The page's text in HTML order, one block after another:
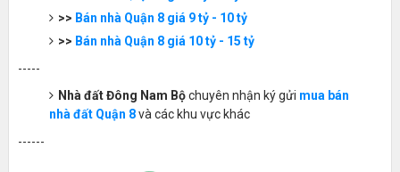
>> Bán nhà Quận 8 giá 9 tỷ - 10 tỷ
>> Bán nhà Quận 8 giá 10 tỷ - 15 tỷ
-----
Nhà đất Đông Nam Bộchuyên nhận ký gửi mua bán
nhà đất Quận 8và các khu vực khác
------